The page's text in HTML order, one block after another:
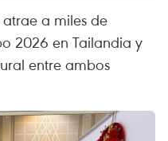
a miles de
2026 en Tailandia y
entre ambos